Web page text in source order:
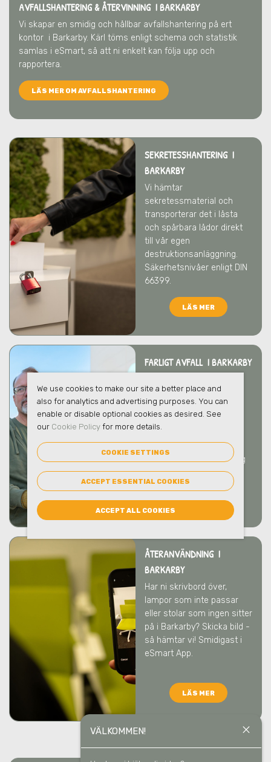
VÄLKOMMEN! close
AVFALLSHANTERING & ÅTERVINNING I BARKARBY
Vi skapar en smidig och hållbar avfallshantering på ert
kontor i Barkarby. Kärl töms enligt schema och statistik
samlas i eSmart, så att ni enkelt kan följa upp och
rapportera.
LÄS MER OM AVFALLSHANTERING
SEKRETESSHANTERING I
BARKARBY
Vi hämtar
sekretessmaterial och
transporterar det i låsta
och spårbara lådor direkt
till vår egen
destruktionsanläggning.
Säkerhetsnivåer enligt DIN
66399.
LÄS MER
FARLIGT AVFALL I BARKARBY
avfall på ett säkert och
ansvarsfullt sätt som
skyddar både människor
och miljö
bistår gärna med
rådgivning kring hantering
och emballage.
LÄS MER
ÅTERANVÄNDNING I
BARKARBY
Har ni skrivbord över,
lampor som inte passar
eller stolar som ingen sitter
på i Barkarby? Skicka bild -
så hämtar vi! Smidigast i
eSmart App.
LÄS MER
We use cookies to make our site a better place and
also for analytics and advertising purposes. You can
enable or disable optional cookies as desired. See
our Cookie Policyfor more details.
COOKIE SETTINGS
ACCEPT ESSENTIAL COOKIES
ACCEPT ALL COOKIES